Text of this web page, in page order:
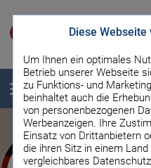
Diese
Um Ihnen ein optimales
Betrieb unserer Webseite
zu Funktions- und
beinhaltet auch die
von personenbezogenen
Werbeanzeigen. Ihre
Einsatz von Drittanbietern
die ihren Sitz in einem
vergleichbares
Menü